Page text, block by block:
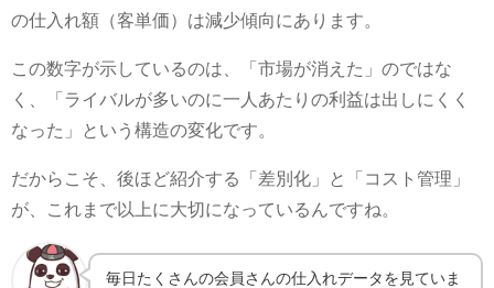
の仕入れ額（客単価）は減少傾向にあります。
この数字が示しているのは、「市場が消えた」のではな
く、「ライバルが多いのに一人あたりの利益は出しにくく
なった」という構造の変化です。
だからこそ、後ほど紹介する「差別化」と「コスト管理」
が、これまで以上に大切になっているんですね。
毎日たくさんの会員さんの仕入れデータを見ていま